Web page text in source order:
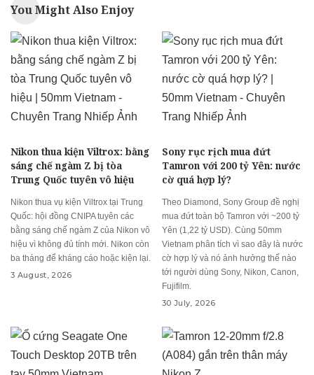
You Might Also Enjoy
Nikon thua kiện Viltrox: bằng
sáng chế ngàm Z bị tòa
Trung Quốc tuyên vô hiệu
Nikon thua vụ kiện Viltrox tại Trung
Quốc: hội đồng CNIPA tuyên các
bằng sáng chế ngàm Z của Nikon vô
hiệu vì không đủ tính mới. Nikon còn
ba tháng để kháng cáo hoặc kiện lại.
3 August, 2026
Sony rục rịch mua đứt
Tamron với 200 tỷ Yên: nước
cờ quá hợp lý?
Theo Diamond, Sony Group đề nghị
mua đứt toàn bộ Tamron với ~200 tỷ
Yên (1,22 tỷ USD). Cùng 50mm
Vietnam phân tích vì sao đây là nước
cờ hợp lý và nó ảnh hưởng thế nào
tới người dùng Sony, Nikon, Canon,
Fujifilm.
30 July, 2026